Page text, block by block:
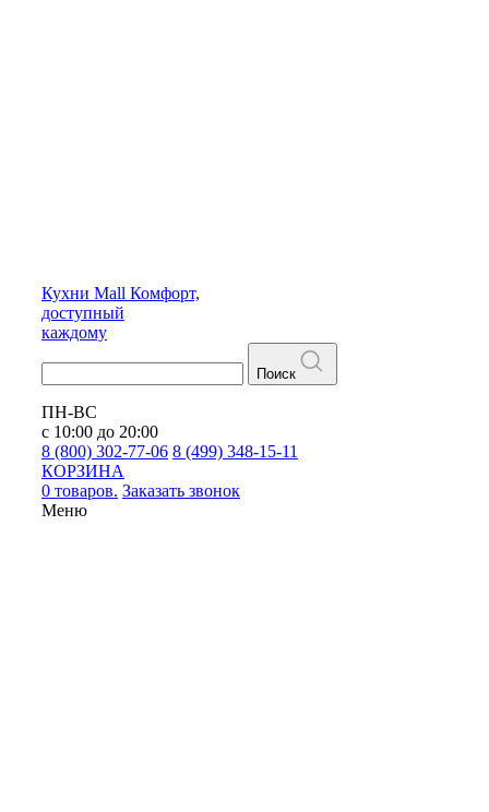
Кухни Mall Комфорт,
доступный
каждому
Поиск
ПН-ВС
с 10:00 до 20:00
8 (800) 302-77-06 8 (499) 348-15-11
КОРЗИНА
0 товаров. Заказать звонок
Меню